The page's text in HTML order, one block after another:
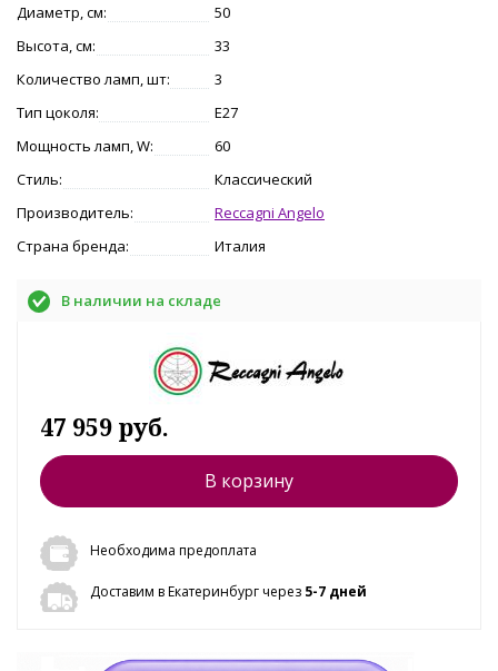
Диаметр, см:
50
Высота, см:
33
Количество ламп, шт:
3
Тип цоколя:
E27
Мощность ламп, W:
60
Стиль:
Классический
Производитель:
Reccagni Angelo
Страна бренда:
Италия
В наличии на складе
47 959 руб.
В корзину
Необходима предоплата
Доставим в Екатеринбург через 5-7 дней